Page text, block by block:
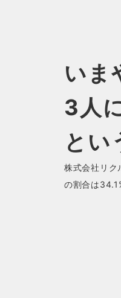
いま
3人
とい
株式会社リク
の割合は